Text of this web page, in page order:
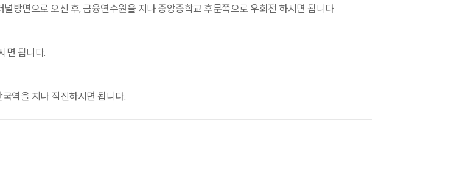
방면으로 오신 후, 금융연수원을 지나 중앙중학교 후문쪽으로 우회전 하시면 됩니다.
면 됩니다.
역을 지나 직진하시면 됩니다.